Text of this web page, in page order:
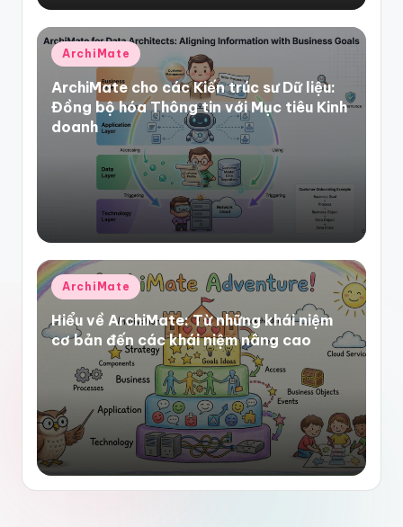
Posted
in
ArchiMate
ArchiMate cho các Kiến trúc sư Dữ liệu:
Đồng bộ hóa Thông tin với Mục tiêu Kinh
doanh
Posted
in
ArchiMate
Hiểu về ArchiMate: Từ những khái niệm
cơ bản đến các khái niệm nâng cao